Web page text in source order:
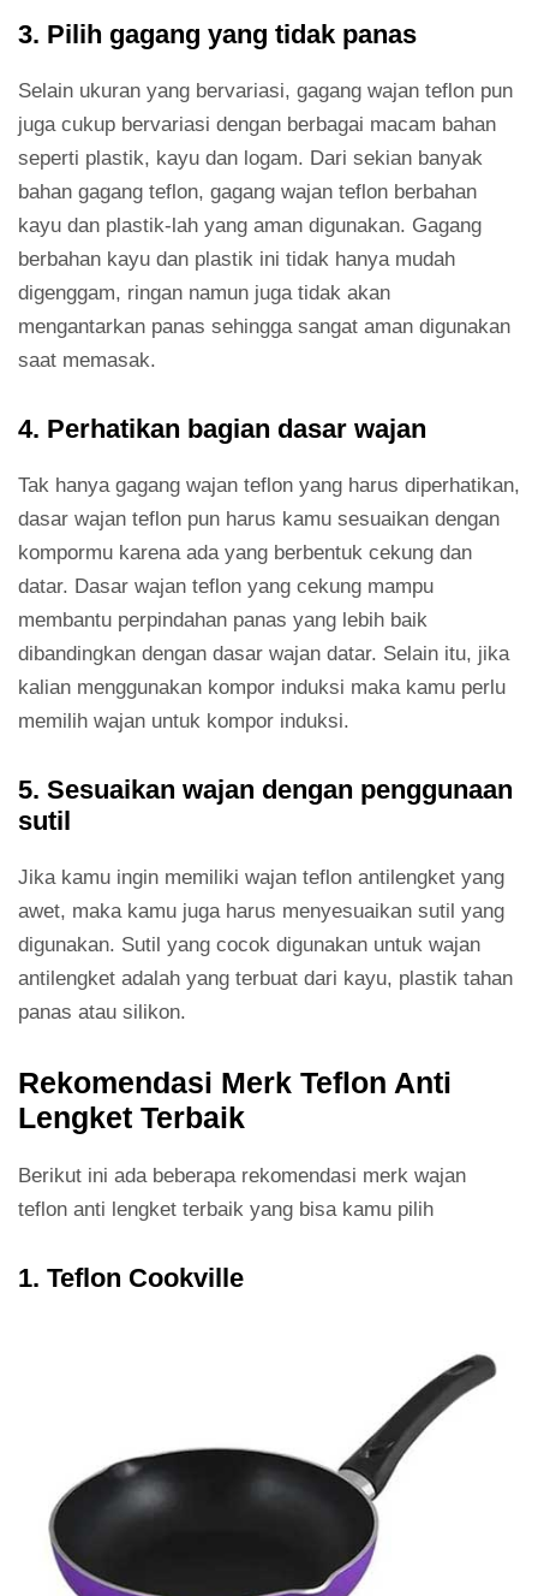
3. Pilih gagang yang tidak panas
Selain ukuran yang bervariasi, gagang wajan teflon pun
juga cukup bervariasi dengan berbagai macam bahan
seperti plastik, kayu dan logam. Dari sekian banyak
bahan gagang teflon, gagang wajan teflon berbahan
kayu dan plastik-lah yang aman digunakan. Gagang
berbahan kayu dan plastik ini tidak hanya mudah
digenggam, ringan namun juga tidak akan
mengantarkan panas sehingga sangat aman digunakan
saat memasak.
4. Perhatikan bagian dasar wajan
Tak hanya gagang wajan teflon yang harus diperhatikan,
dasar wajan teflon pun harus kamu sesuaikan dengan
kompormu karena ada yang berbentuk cekung dan
datar. Dasar wajan teflon yang cekung mampu
membantu perpindahan panas yang lebih baik
dibandingkan dengan dasar wajan datar. Selain itu, jika
kalian menggunakan kompor induksi maka kamu perlu
memilih wajan untuk kompor induksi.
5. Sesuaikan wajan dengan penggunaan
sutil
Jika kamu ingin memiliki wajan teflon antilengket yang
awet, maka kamu juga harus menyesuaikan sutil yang
digunakan. Sutil yang cocok digunakan untuk wajan
antilengket adalah yang terbuat dari kayu, plastik tahan
panas atau silikon.
Rekomendasi Merk Teflon Anti
Lengket Terbaik
Berikut ini ada beberapa rekomendasi merk wajan
teflon anti lengket terbaik yang bisa kamu pilih
1. Teflon Cookville